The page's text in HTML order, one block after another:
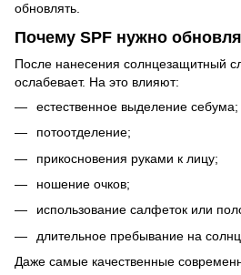
обновлять.
Почему SPF нужно
После нанесения солнцезащитный
ослабевает. На это влияют:
естественное выделение себума;
потоотделение;
прикосновения руками к лицу;
ношение очков;
использование салфеток или
длительное пребывание на
Даже самые качественные